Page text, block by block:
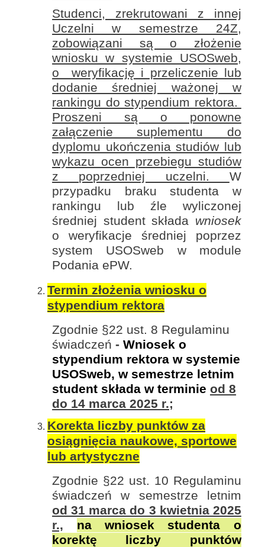
Studenci, zrekrutowani z innej
Uczelni w semestrze 24Z,
zobowiązani są o złożenie
wniosku w systemie USOSweb,
o weryfikację i przeliczenie lub
dodanie średniej ważonej w
rankingu do stypendium rektora.
Proszeni są o ponowne
załączenie suplementu do
dyplomu ukończenia studiów lub
wykazu ocen przebiegu studiów
z poprzedniej uczelni. W
przypadku braku studenta w
rankingu lub źle wyliczonej
średniej student składa wniosek
o weryfikacje średniej poprzez
system USOSweb w module
Podania ePW.
Termin złożenia wniosku o
stypendium rektora
Zgodnie §22 ust. 8 Regulaminu
świadczeń -Wniosek o
stypendium rektora w systemie
USOSweb, w semestrze letnim
student składa w terminieod 8
do 14 marca 2025 r.;
Korekta liczby punktów za
osiągnięcia naukowe, sportowe
lub artystyczne
Zgodnie §22 ust. 10 Regulaminu
świadczeń w semestrze letnim
od 31 marca do 3 kwietnia 2025
r.,
na wniosek studenta o
korektę liczby punktów